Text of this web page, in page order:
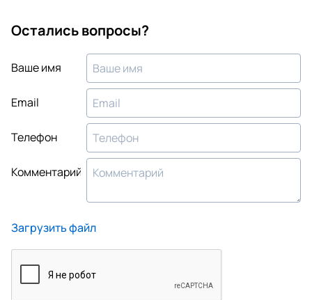
Остались вопросы?
Ваше имя
Email
Телефон
Комментарий
Загрузить файл